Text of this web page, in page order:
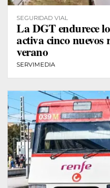
SEGURIDAD VIAL
La DGT endurece
activa cinco nuevos
verano
SERVIMEDIA